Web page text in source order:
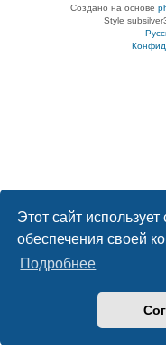
Этот сайт
обеспечения своей
Подробнее
Создано на основе
Style